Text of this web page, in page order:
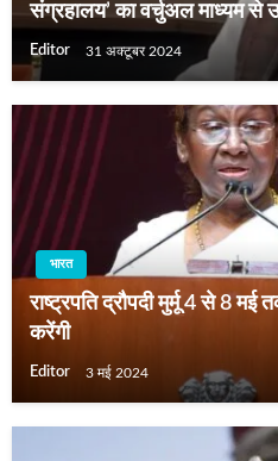
संग्रहालय’ का वर्चुअल माध्यम से
Editor 31 अक्टूबर 2024
भारत
राष्ट्रपति द्रौपदी मुर्मू 4 से 8 मई
करेंगी
Editor 3 मई 2024